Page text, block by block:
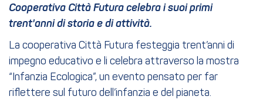
Cooperativa Città Futura celebra i suoi primi
trent'anni di storia e di attività.
La cooperativa Città Futura festeggia trent’anni di
impegno educativo e li celebra attraverso la mostra
“Infanzia Ecologica”, un evento pensato per far
riflettere sul futuro dell’infanzia e del pianeta.